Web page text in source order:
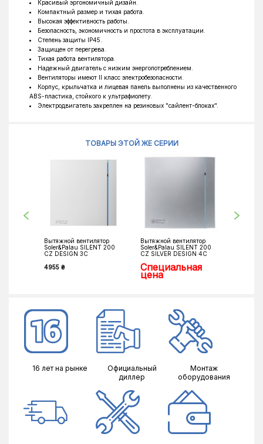
Красивый эргономичный дизайн.
Компактный размер и тихая работа.
Высокая эффективность работы.
Безопасность, экономичность и простота в эксплуатации.
Степень защиты IP45.
Защищен от перегрева.
Тихая работа вентилятора.
Надежный двигатель с низким энергопотреблением.
Вентиляторы имеют II класс электробезопасности.
Корпус, крыльчатка и лицевая панель выполнены из качественного
ABS-пластика, стойкого к ультрафиолету.
Электродвигатель закреплен на резиновых "сайлент-блоках".
ТОВАРЫ ЭТОЙ ЖЕ СЕРИИ
Вытяжной вентилятор
Soler&Palau SILENT 200
CZ DESIGN 3C
4955 ₴
Вытяжной вентилятор
Soler&Palau SILENT 200
CZ SILVER DESIGN 4C
Специальная
цена
16 лет на рынке
Официальный
диллер
Монтаж
оборудования